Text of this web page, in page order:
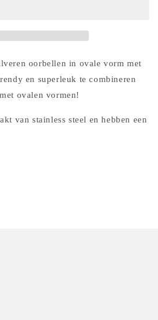
oorbellen in ovale vorm met
en superleuk te combineren
ovalen vormen!
van stainless steel en hebben een